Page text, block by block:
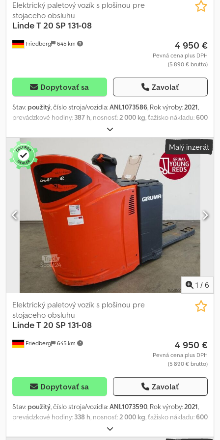
Friedberg 645 km
Elektrický paletový vozík s plošinou pre
stojaceho obsluhu
LindeT 20 SP 131-08
4 950 €
Pevná cena plus DPH
(5 890 € brutto)
Dopytovať sa Zavolať
Stav: použitý, číslo stroja/vozidla:ANL1073586, Rok výroby: 2021,
prevádzkové hodiny: 387 h , nosnosť: 2 000 kg , ťažisko nákladu:600
, napätie batérie:
vidlíc:560 mm, dĺžka vidlíc:1 000 mm, pohotovostná hmotnosť:
832 kg, celková dĺžka: 790 mm, palivo:
elektrina, - Aquamatic na batériu - Vozidlová zástrčka REMA 160A -
Vertikálna výmena batérie - Ostatné, 560 - 1000 mm Credpfx
Aezlazpodtef - Obmedzenie rýchlosti: 12 km/h - Kontrola prístupu:
PIN kód - Špeciálna dĺžka vidlíc 1.000 mm - Ťažisko nákladu 0,6 m
Malý inzerát
1 / 6
Friedberg 645 km
Elektrický paletový vozík s plošinou pre
stojaceho obsluhu
LindeT 20 SP 131-08
4 950 €
Pevná cena plus DPH
(5 890 € brutto)
Dopytovať sa Zavolať
Stav: použitý, číslo stroja/vozidla:ANL1073590, Rok výroby:2021,
prevádzkové hodiny: 338 h, nosnosť:2 000 kg, ťažisko nákladu:600
, napätie batérie:
vidlíc:560 mm, dĺžka vidlíc:1 000 mm, pohotovostná hmotnosť: